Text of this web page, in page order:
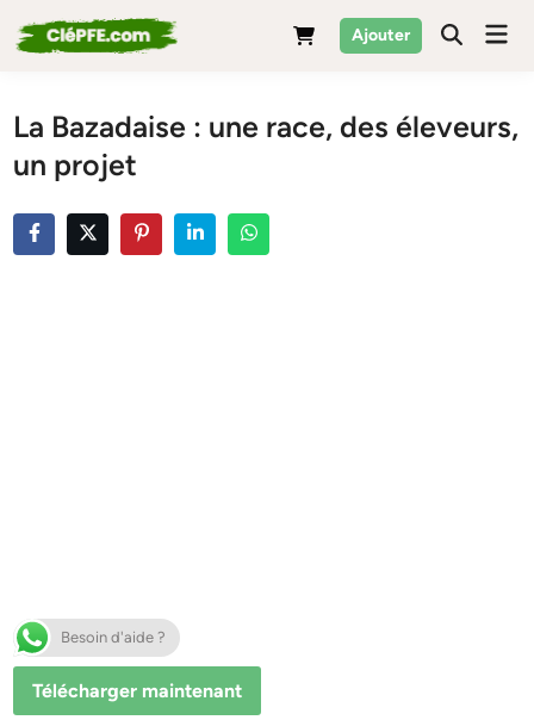
to
Ajouter
La Bazadaise : une race, des éleveurs,
un projet
Besoin d'aide ?
Télécharger maintenant